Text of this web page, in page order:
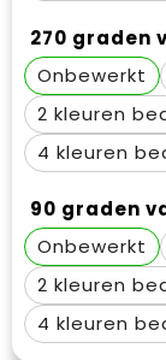
270 graden
Onbewerkt
2
4
90 graden
Onbewerkt
2
4